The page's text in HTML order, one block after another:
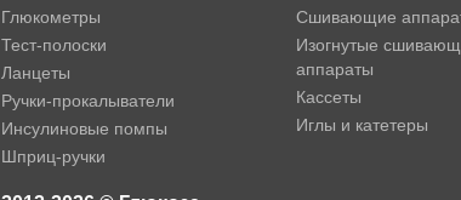
Глюкометры
Тест-полоски
Ланцеты
Ручки-прокалыватели
Инсулиновые помпы
Шприц-ручки
Сшивающие
Изогнутые
аппараты
Кассеты
Иглы и катетеры